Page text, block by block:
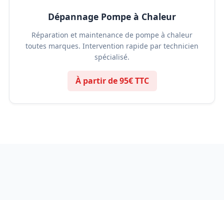
Dépannage Pompe à Chaleur
Réparation et maintenance de pompe à chaleur
toutes marques. Intervention rapide par technicien
spécialisé.
À partir de 95€ TTC